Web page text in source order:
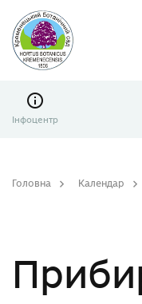
Інфоцентр
Головна
Календар